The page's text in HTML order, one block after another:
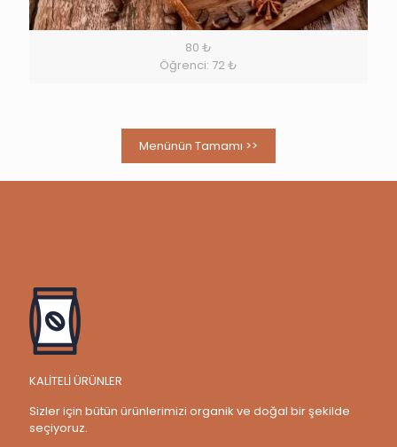
80 ₺
Öğrenci: 72 ₺
Menünün Tamamı >>
KALİTELİ ÜRÜNLER
Sizler için bütün ürünlerimizi organik ve doğal bir şekilde
seçiyoruz.